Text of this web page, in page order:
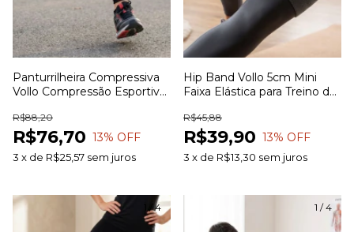
Panturrilheira Compressiva
Vollo Compressão Esportiva
e Recuperação Muscular
R$76,70
R$88,20
13% OFF
3 x de R$25,57 sem juros
Hip Band Vollo 5cm Mini
Faixa Elástica para Treino de
Exercícios Funcionais
R$39,90
R$45,88
13% OFF
3 x de R$13,30 sem juros
/4 1 /4